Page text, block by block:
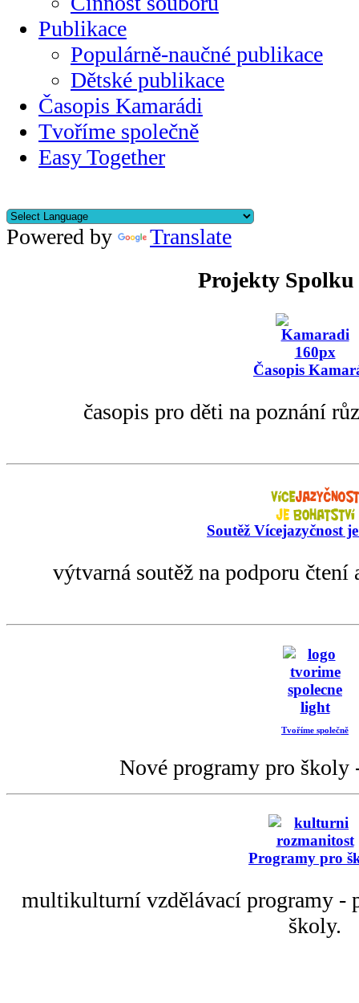
Publikace
Populárně-naučné publikace
Dětské publikace
Časopis Kamarádi
Tvoříme společně
Easy Together
Powered by
Translate
Projekty Spolku
Časopis
časopis pro děti na poznání
Soutěž Vícejazyčnost
výtvarná soutěž na podporu
Tvoříme společně
Nové programy pro
Programy pro
multikulturní vzdělávací programy -
školy.